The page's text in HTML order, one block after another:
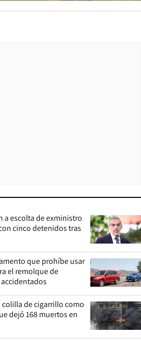
a escolta de exministro
cinco detenidos tras
que prohíbe usar
el remolque de
de cigarrillo como
dejó 168 muertos en